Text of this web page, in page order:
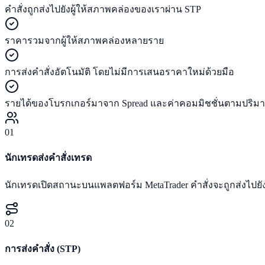
คำสั่งถูกส่งไปยังผู้ให้สภาพคล่องของเราผ่าน STP
ราคารวมจากผู้ให้สภาพคล่องหลายราย
การส่งคำสั่งอัตโนมัติ โดยไม่มีการเสนอราคาใหม่ด้วยมือ
รายได้ของโบรกเกอร์มาจาก Spread และค่าคอมมิชชั่นตามปริม
01
นักเทรดส่งคำสั่งเทรด
นักเทรดเปิดสถานะบนแพลตฟอร์ม MetaTrader คำสั่งจะถูกส่งไป
02
การส่งคำสั่ง (STP)